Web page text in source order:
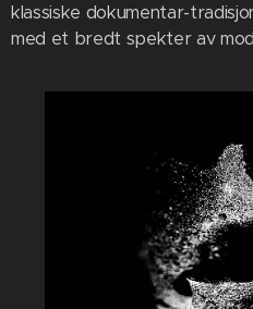
klassiske dokumentar-
med et bredt spekter av